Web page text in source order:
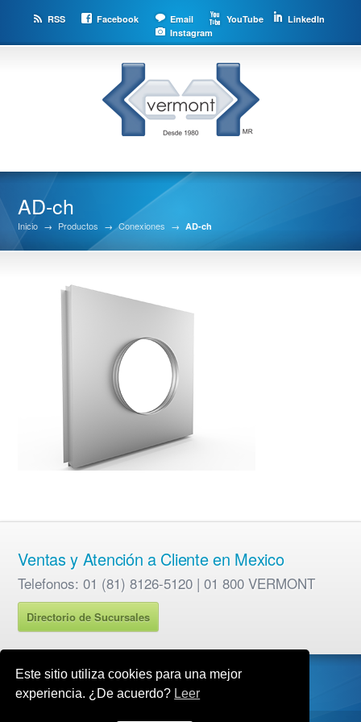
RSS Facebook Email YouTube
LinkedIn
Instagram
AD-ch
Inicio → Productos → Conexiones → AD-ch
Ventas y Atención a Cliente en Mexico
Telefonos: 01 (81) 8126-5120 | 01 800 VERMONT
Directorio de Sucursales
Este sitio utiliza cookies para una mejor
experiencia. ¿De acuerdo? Leer